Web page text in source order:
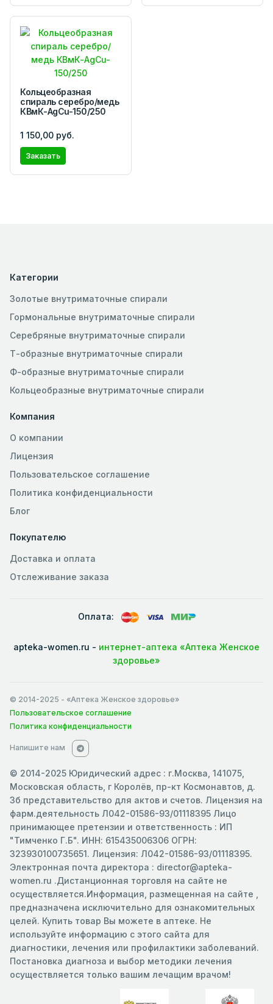
Кольцеобразная
спираль серебро/медь
КВмК-AgCu-150/250
1 150,00 руб.
Заказать
Категории
Золотые внутриматочные спирали
Гормональные внутриматочные спирали
Серебряные внутриматочные спирали
Т-образные внутриматочные спирали
Ф-образные внутриматочные спирали
Кольцеобразные внутриматочные спирали
Компания
О компании
Лицензия
Пользовательское соглашение
Политика конфиденциальности
Блог
Покупателю
Доставка и оплата
Отслеживание заказа
Оплата:
apteka-women.ru - интернет-аптека «Аптека Женское
здоровье»
© 2014-2025 - «Аптека Женское здоровье»
Пользовательское соглашение
Политика конфиденциальности
Напишите нам
© 2014-2025 Юридический адрес : г.Москва, 141075,
Московская область, г Королёв, пр-кт Космонавтов, д.
3б представительство для актов и счетов. Лицензия на
фарм.деятельность Л042-01586-93/01118395 Лицо
принимающее претензии и ответственность : ИП
"Тимченко Г.Б". ИНН: 615435006306 ОГРН:
323930100735651. Лицензия: Л042-01586-93/01118395.
Электронная почта директора : director@apteka-
women.ru .Дистанционная торговля на сайте не
осуществляется.Информация, размещенная на сайте ,
предназначена исключительно для ознакомительных
целей. Купить товар Вы можете в аптеке. Не
используйте информацию с этого сайта для
диагностики, лечения или профилактики заболеваний.
Постановка диагноза и выбор методики лечения
осуществляется только вашим лечащим врачом!